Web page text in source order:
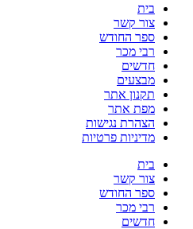
בית
צור קשר
ספר החודש
רבי מכר
חדשים
מבצעים
תקנון אתר
מפת אתר
הצהרת נגישות
מדיניות פרטיות
בית
צור קשר
ספר החודש
רבי מכר
חדשים